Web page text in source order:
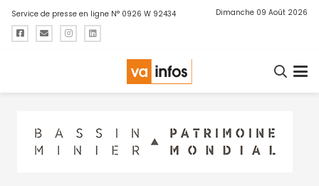
Service de presse en ligne N° 0926 W 92434 Dimanche 09 Août 2026